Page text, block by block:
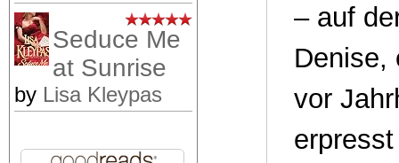
Seduce Me
at Sunrise
by Lisa Kleypas
– auf
Denise,
vor